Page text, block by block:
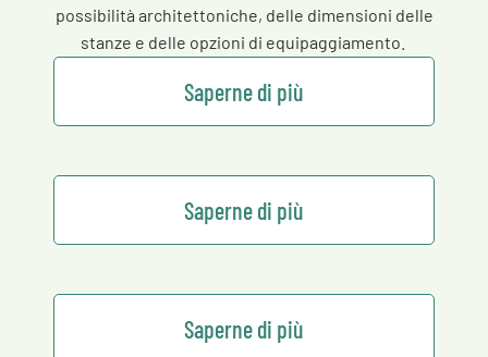
possibilità architettoniche, delle dimensioni delle
stanze e delle opzioni di equipaggiamento.
Saperne di più
Saperne di più
Saperne di più